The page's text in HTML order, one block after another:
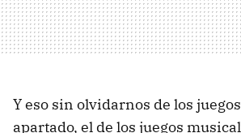
Y eso sin olvidarnos de los
apartado, el de los juegos